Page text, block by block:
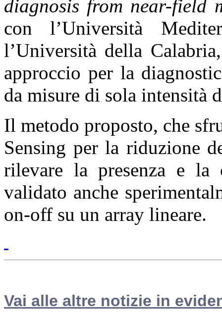
diagnosis from near-field
con l’Università
l’Università della
approccio per la
da misure di sola intensità
Il metodo proposto, che
Sensing per la riduzione
rilevare la presenza e la
validato anche
on-off su un array lineare.
Vai alle altre notizie in